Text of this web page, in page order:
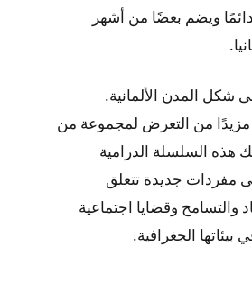
ويضم بعضًا من أشهر
المدن الألمانية.
من التعرض لمجموعة من
هذه السلسلة الدرامية
مفردات جديدة تتعلق
والتسامح وقضايا اجتماعية
الجغرافية.